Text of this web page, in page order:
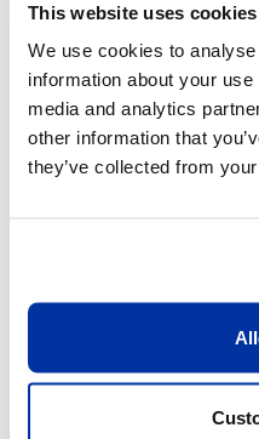
This website uses cookies
We use cookies to
information about your
media and analytics
other information that
they’ve collected from
Heures de début/
09h00 - 13h00
Prix
370.00 CHF